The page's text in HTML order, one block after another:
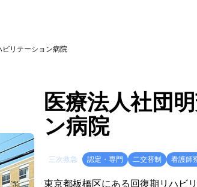
リテーション病院
医療法人社団
ン病院
三次救急 認定・専門 二交替制 看護師
東京都板橋区にある回復期リハビ